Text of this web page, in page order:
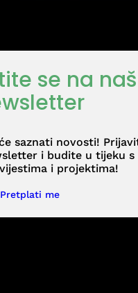
radiotelevizije 18.
se razgovaralo su
Nuklearne elektrane,
i troškovima
se na naš
saznati novosti!
i budite u tijeku s
i projektima!
Pretplati me